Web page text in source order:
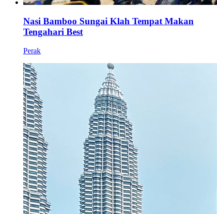
Nasi Bamboo Sungai Klah Tempat Makan
Tengahari Best
Perak